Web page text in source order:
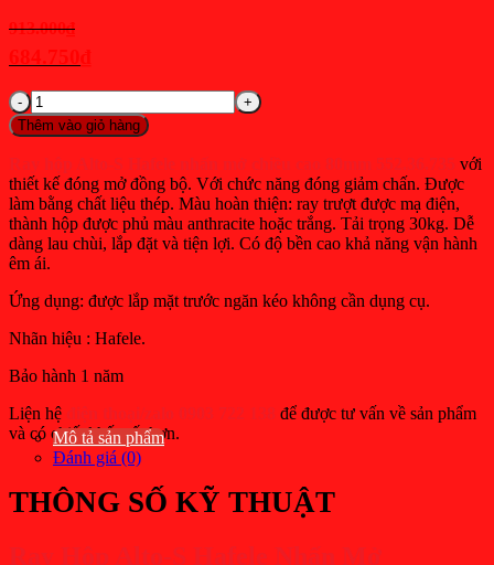
913.000₫Giá
hiện
tại
684.750₫.
Ray
Hộp
Alto-
Hafele
Nhấn
Mở
552.36.735
Màu
Mờ
lượng
Thêm vào giỏ hàng
với
thiết kế đóng mở đồng bộ. Với chức năng đóng giảm chấn. Được
làm bằng chất liệu thép. Màu hoàn thiện: ray trượt được mạ điện,
thành hộp được phủ màu anthracite hoặc trắng. Tải trọng 30kg. Dễ
dàng lau chùi, lắp đặt và tiện lợi. Có độ bền cao khả năng vận hành
êm ái.
Ứng dụng: được lắp mặt trước ngăn kéo không cần dụng cụ.
Nhãn hiệu : Hafele.
Bảo hành 1 năm
Liện hệ
để được tư vấn về sản phẩm
và có chiết khấu tốt hơn.
Mô tả sản phẩm
Đánh giá (0)
THÔNG SỐ KỸ THUẬT